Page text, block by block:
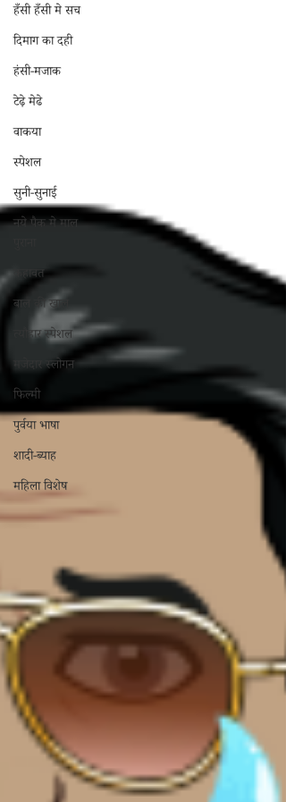
हँसी हँसी मे सच
दिमाग का दही
हंसी-मजाक
टेढ़े मेढे
वाकया
स्पेशल
सुनी-सुनाई
नये पैक मे माल
कहावत
बाल की खाल
त्यौहार स्पेशल
मजेदार स्लोगन
फिल्मी
पुर्वया भाषा
शादी-ब्याह
महिला विशेष